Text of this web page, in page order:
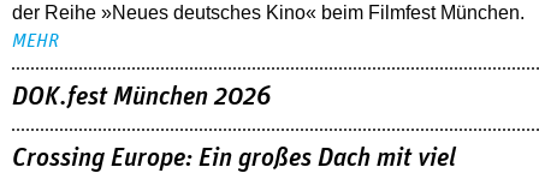
der Reihe »Neues deutsches Kino« beim Filmfest München.
MEHR
DOK.fest München 2026
Crossing Europe: Ein großes Dach mit viel